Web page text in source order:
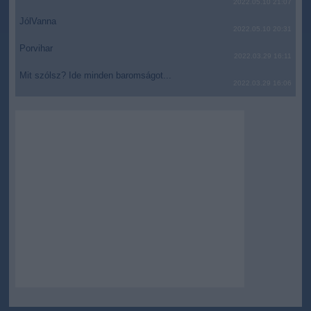
JólVanna
Porvihar
Mit szólsz? Ide minden baromságot...